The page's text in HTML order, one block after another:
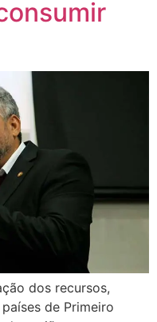
dos recursos,
de Primeiro